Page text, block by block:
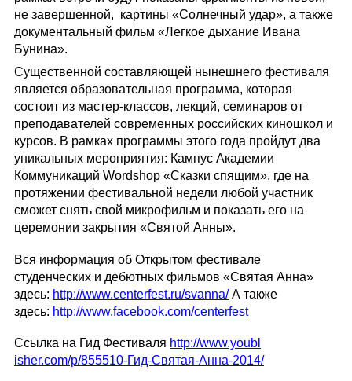
не завершенной, картины «Солнечный удар», а также
документальный фильм «Легкое дыхание Ивана
Бунина».
Существенной составляющей нынешнего фестиваля
является образовательная программа, которая
состоит из мастер-классов, лекций, семинаров от
преподавателей современных российских киношкол и
курсов. В рамках программы этого года пройдут два
уникальных мероприятия: Кампус Академии
Коммуникаций Wordshop «Сказки спящим», где на
протяжении фестивальной недели любой участник
сможет снять свой микрофильм и показать его на
церемонии закрытия «Святой Анны».
Вся информация об Открытом фестивале
студенческих и дебютных фильмов «Святая Анна»
здесь: http://www.centerfest.ru/svanna/ А также
здесь: http://www.facebook.com/centerfest
Ссылка на Гид Фестиваля http://www.youbl
isher.com/p/855510-Гид-Святая-Анна-2014/